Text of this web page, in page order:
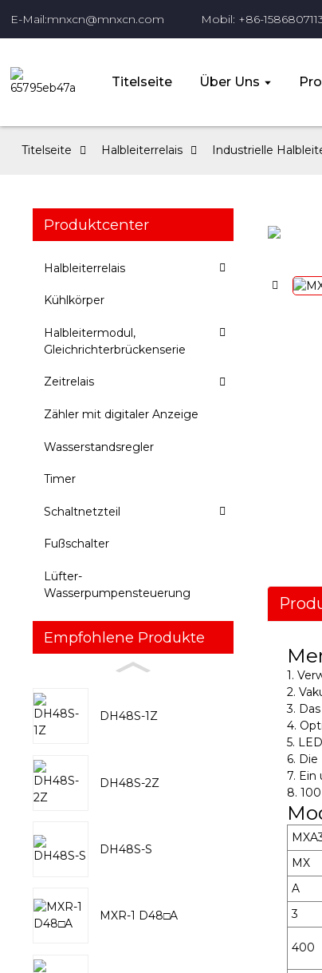
E-Mail:mnxcn@mnxcn.com Mobil: +86-
Titelseite Über Uns
Titelseite Halbleiterrelais Industrielle
Produktcenter
Halbleiterrelais
Kühlkörper
Halbleitermodul,
Gleichrichterbrückenserie
Zeitrelais
Zähler mit digitaler Anzeige
Wasserstandsregler
Timer
Schaltnetzteil
Fußschalter
Lüfter-
Wasserpumpensteuerung
Empfohlene Produkte
DH48S-1Z
DH48S-2Z
DH48S-S
MXR-1 D48□A
1.
2.
3.
4.
5.
6.
7. Ein
8.
MX
A
3
400